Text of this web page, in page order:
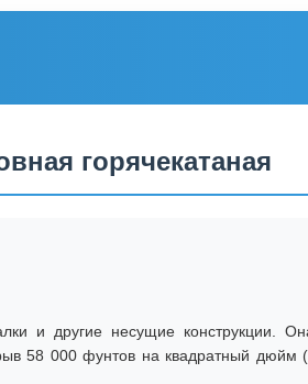
горячекатаная
и другие несущие конструкции.
58 000 фунтов на квадратный дюйм